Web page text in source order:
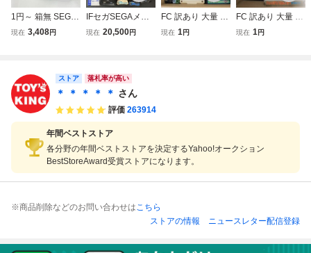
1円～ 箱無 SEGA
メガドライブ 16-
現在 3,408円
IFセガSEGAメガ
ドライブMEGA D
ペースハリアーV
R DELUXEアフタ
ーバーナージャン
ク当時もの
現在 20,500円
FC 訳あり 大量 ソ
フトセット ファミ
現在 1円
FC 訳あり 大量 ソ
フトセット ファミ
現在 1円
ストア 落札率が高い
＊ ＊ ＊ ＊ ＊ さん
評価 263914
年間ベストストア
各分野の年間ベストストアを決定するYahoo!オークション
BestStoreAward受賞ストアになります。
※商品削除などのお問い合わせはこちら
ストアの情報
ニュースレター配信登録